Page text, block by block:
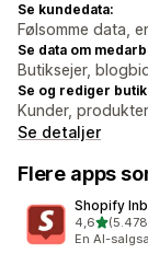
Se kundedata:
Følsomme data,
Se data om
Butiksejer,
Se og rediger
Kunder,
Se detaljer
Flere apps
Shopify
4,6ud af 5
5478
En AI-